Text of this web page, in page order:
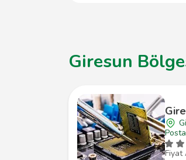
Giresun
Fiyat